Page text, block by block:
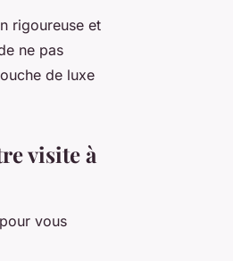
rigoureuse et
ne pas
de luxe
visite à
vous